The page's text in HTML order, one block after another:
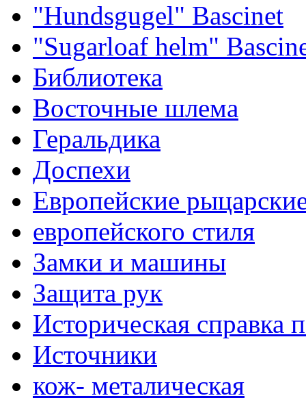
"Hundsgugel" Bascinet
"Sugarloaf helm"
Библиотека
Восточные шлема
Геральдика
Доспехи
Европейские
европейского стиля
Замки и машины
Защита рук
Историческая справка
Источники
кож- металическая